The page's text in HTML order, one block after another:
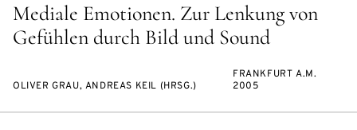
Mediale Emotionen. Zur Lenkung von
Gefühlen durch Bild und Sound
OLIVER GRAU, ANDREAS KEIL (HRSG.)
FRANKFURT A.M.
2005